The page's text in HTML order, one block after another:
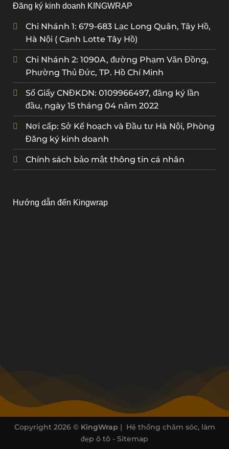
Đăng ký kinh doanh KINGWRAP
Chi Nhánh 1: 679-683 Lạc Long Quân, Tây Hồ,
Hà Nội ( Cạnh Lotte Tây Hồ)
Chi Nhánh 2: 1090A, đường Phạm Văn Đồng,
Phường Thủ Đức, TP. Hồ Chí Minh
Số Giấy CNĐKDN: 0109966497, đăng ký lần
đầu, ngày 15 tháng 04 năm 2022
Nơi cấp: Sở Kế hoạch và Đầu tư Hà Nội, Phòng
Đăng ký kinh doanh
Chính sách bảo mật thông tin cá nhân
Hướng dẫn đến Kingwrap
Copyright 2026 © KingWrap | Hệ thống chăm sóc, làm
đẹp ô tô - Sitemap